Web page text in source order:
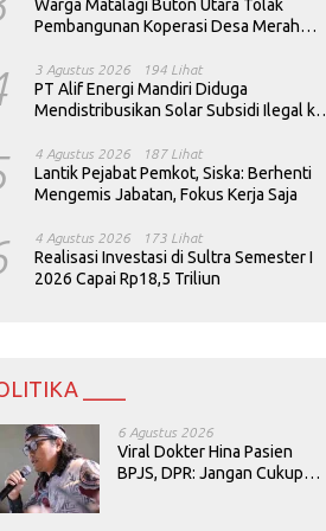
Warga Matalagi Buton Utara Tolak
Pembangunan Koperasi Desa Merah
3 Agustus 2026 194 Lihat
PT Alif Energi Mandiri Diduga
Mendistribusikan Solar Subsidi Ilegal ke
4 Agustus 2026 187 Lihat
Lantik Pejabat Pemkot, Siska: Berhenti
Mengemis Jabatan, Fokus Kerja Saja
4 Agustus 2026 173 Lihat
Realisasi Investasi di Sultra Semester I
2026 Capai Rp18,5 Triliun
____
6 Agustus 2026
Viral Dokter Hina Pasien
BPJS, DPR: Jangan Cukup